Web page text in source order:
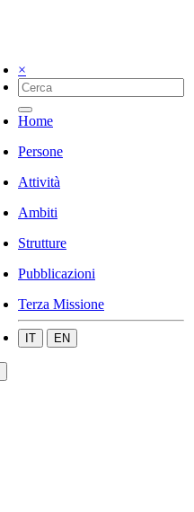
×
Home
Persone
Attività
Ambiti
Strutture
Pubblicazioni
Terza Missione
IT EN